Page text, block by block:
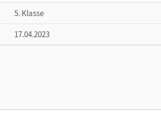
5. Klasse
17.04.2023